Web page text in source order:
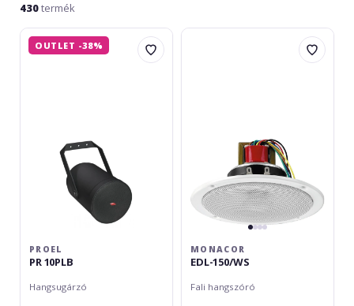
rendszerek az Egyesült Államokban, míg a 100V-osak
Európában elterjedtebbek.
430termék
Proel
PROUTLET -38%
PROEL
PR 10PLB
Hangsugárzó
Monacor
MONACOR
EDL-150/WS
Fali hangszóró